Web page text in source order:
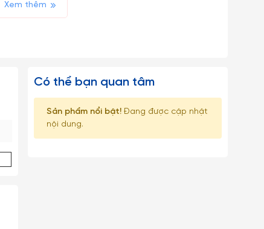
Xem thêm
Có thể bạn quan tâm
Sản phẩm nổi bật!Đang được cập nhật
nội dung.